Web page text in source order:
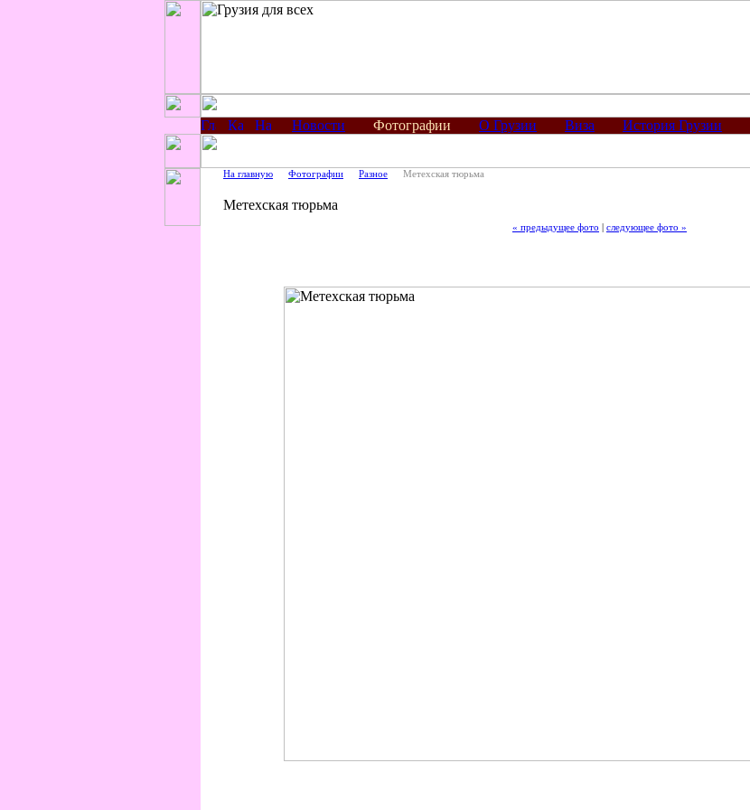
Новости Фотографии О Грузии Виза История Грузии
На главную Фотографии Разное Метехская тюрьма
Метехская тюрьма
« предыдущее фото следующее фото »